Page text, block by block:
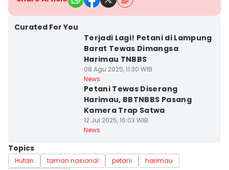
Curated For You
Terjadi Lagi! Petani di Lampung
Barat Tewas Dimangsa
Harimau TNBBS
08 Agu 2025, 11:30 WIB
News
Petani Tewas Diserang
Harimau, BBTNBBS Pasang
Kamera Trap Satwa
12 Jul 2025, 16:03 WIB
News
Topics
Hutan taman nasional petani
harimau